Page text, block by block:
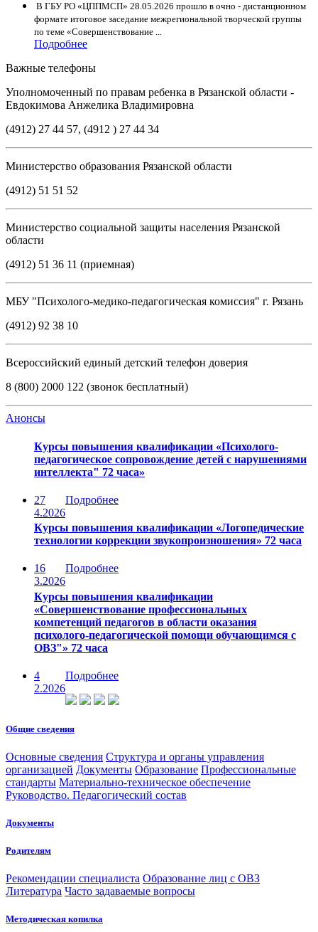
В ГБУ РО «ЦППМСП» 28.05.2026 прошло в очно - дистанционном
формате итоговое заседание межрегиональной творческой группы
по теме «Совершенствование ...
Подробнее
Важные телефоны
Уполномоченный по правам ребенка в Рязанской области -
Евдокимова Анжелика Владимировна
(4912) 27 44 57, (4912 ) 27 44 34
Министерство образования Рязанской области
(4912) 51 51 52
Министерство социальной защиты населения Рязанской
области
(4912) 51 36 11 (приемная)
МБУ "Психолого-медико-педагогическая комиссия" г. Рязань
(4912) 92 38 10
Всероссийский единый детский телефон доверия
8 (800) 2000 122 (звонок бесплатный)
Анонсы
Курсы повышения квалификации «Психолого-
педагогическое сопровождение детей с нарушениями
интеллекта" 72 часа»
27
4.2026
Подробнее
Курсы повышения квалификации «Логопедические
технологии коррекции звукопроизношения» 72 часа
16
3.2026
Подробнее
Курсы повышения квалификации
«Совершенствование профессиональных
компетенций педагогов в области оказания
психолого-педагогической помощи обучающимся с
ОВЗ"» 72 часа
4
2.2026
Подробнее
Общие сведения
Основные сведения Структура и органы управления
организацией Документы Образование Профессиональные
стандарты Материально-техническое обеспечение
Руководство. Педагогический состав
Документы
Родителям
Рекомендации специалиста Образование лиц с ОВЗ
Литература Часто задаваемые вопросы
Методическая копилка